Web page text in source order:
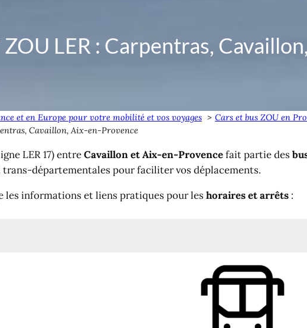
LER : Carpentras,
et en Europe pour votre mobilité et vos voyages
Cars et bus ZOU en
Cavaillon, Aix-en-Provence
LER 17) entreCavaillon et Aix-en-Provencefait partie des
départementales pour faciliter vos déplacements.
les informations et liens pratiques pour les horaires et arrêts :
57 ZOU : Carpentras <> Aix-en-Provence